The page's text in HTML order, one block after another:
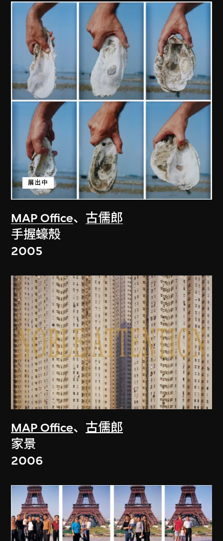
MAP Office、 古儒郎
展出中
手握蠔殼
2005
MAP Office、 古儒郎
家景
2006